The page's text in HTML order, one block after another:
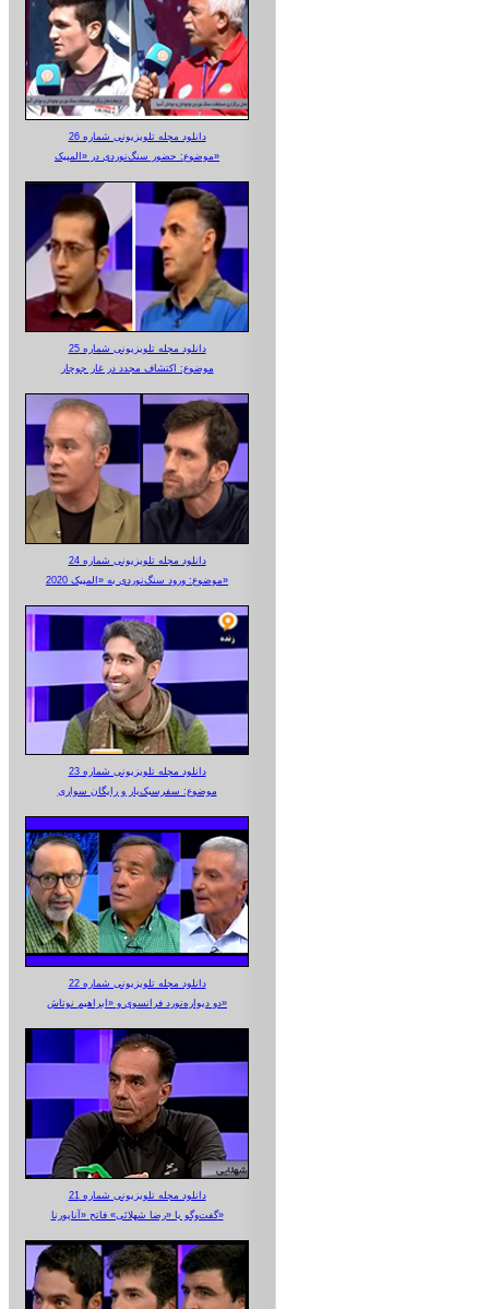
دانلود مجله تلویزیونی شماره 26
موضوع: حضور سنگ‌نوردی در «المپیک»
دانلود مجله تلویزیونی شماره 25
موضوع: اکتشاف مجدد در غار جوجار
دانلود مجله تلویزیونی شماره 24
موضوع: ورود سنگ‌نوردی به «المپیک 2020»
دانلود مجله تلویزیونی شماره 23
موضوع: سفرسبک‌بار و رایگان سواری
دانلود مجله تلویزیونی شماره 22
دو دیواره‌نورد فرانسوی و «ابراهیم نوتاش»
دانلود مجله تلویزیونی شماره 21
گفت‌وگو با «رضا شهلائی» فاتح «آناپورنا»